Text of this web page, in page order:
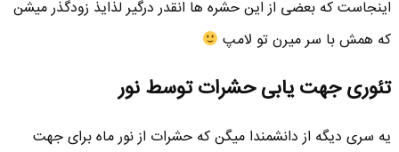
اینجاست که بعضی از این حشره ها انقدر درگیر لذایذ زودگذر میشن
که همش با سر میرن تو لامپ
تئوری جهت یابی حشرات توسط نور
یه سری دیگه از دانشمندا میگن که حشرات از نور ماه برای جهت